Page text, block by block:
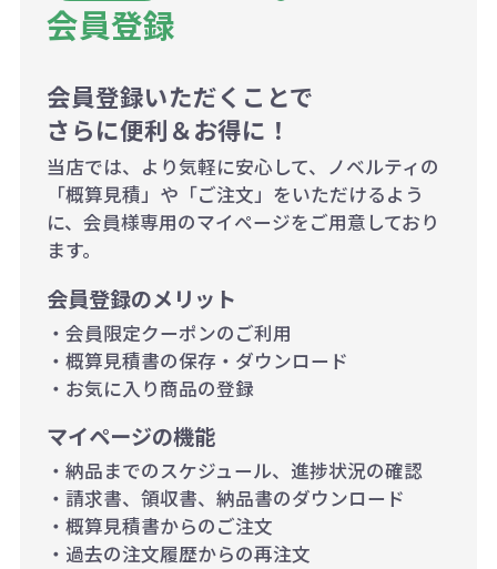
ので、予めご了承ください。
例：200個未満（1式：18,000円）
200個~499個の場合：42円（1個
当たり）
500個~999個の場合：35円（1個
1,000個以上：28円（1個当た
り）
会員登録
会員登録いただくことで
さらに便利＆お得に！
当店では、より気軽に安心して、ノベルティの
「概算見積」や「ご注文」をいただけるよう
に、会員様専用のマイページをご用意しており
ます。
会員登録のメリット
・会員限定クーポンのご利用
・概算見積書の保存・ダウンロード
・お気に入り商品の登録
マイページの機能
・納品までのスケジュール、進捗状況の確認
・請求書、領収書、納品書のダウンロード
・概算見積書からのご注文
・過去の注文履歴からの再注文